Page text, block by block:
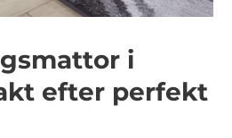
i
efter perfekt